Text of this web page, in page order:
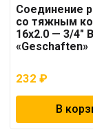
Соединение
со тяжным
16х2.0 — 3/4″
«Geschaften»
232 ₽
В